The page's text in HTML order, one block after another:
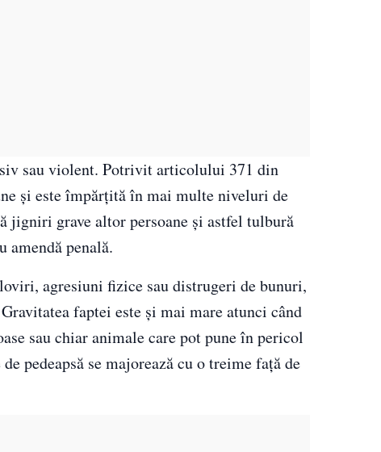
sau violent. Potrivit articolului 371 din
și este împărțită în mai multe niveluri de
jigniri grave altor persoane și astfel tulbură
amendă penală.
agresiuni fizice sau distrugeri de bunuri,
faptei este și mai mare atunci când
sau chiar animale care pot pune în pericol
pedeapsă se majorează cu o treime față de